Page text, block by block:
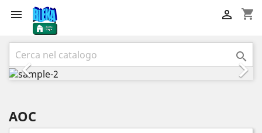
 shopping_cart



Precedente

AOC